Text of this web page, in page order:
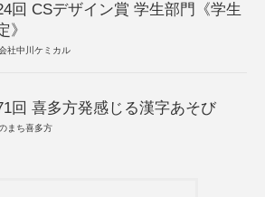
回 CSデザイン賞 学生部門《学生
》
社中川ケミカル
回 喜多方発感じる漢字あそび
まち喜多方